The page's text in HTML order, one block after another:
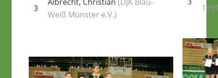
3
Weiß Münster e.V.)